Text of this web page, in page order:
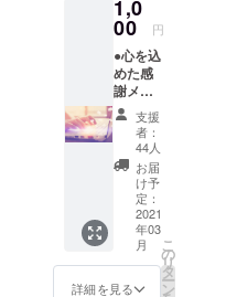
ラウドファ
ンディング
に挑戦で
どうぞよろ
しくお願い
致します
1,0
00 円
●心を込
めた感
謝メー
ルを送
らせて
いただ
きます
経過報
告は
CAMPF
IRE内の
【活動
報告】
機能を
支援
者：
44人
お届
け予
定：
2021
年03
月
詳細を見る
こ
の
リ
タ
ー
ン